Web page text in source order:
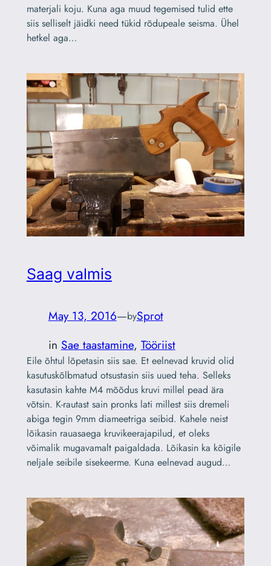
materjali koju. Kuna aga muud tegemised tulid ette
siis selliselt jäidki need tükid rõdupeale seisma. Ühel
hetkel aga…
Saag valmis
May 13, 2016—bySprot
in Sae taastamine, Tööriist
Eile õhtul lõpetasin siis sae. Et eelnevad kruvid olid
kasutuskõlbmatud otsustasin siis uued teha. Selleks
kasutasin kahte M4 mõõdus kruvi millel pead ära
võtsin. K-rautast sain pronks lati millest siis dremeli
abiga tegin 9mm diameetriga seibid. Kahele neist
lõikasin rauasaega kruvikeerajapilud, et oleks
võimalik mugavamalt paigaldada. Lõikasin ka kõigile
neljale seibile sisekeerme. Kuna eelnevad augud…